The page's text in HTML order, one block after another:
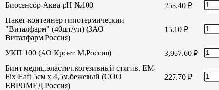
Биосенсор-Аква-рН №100 253.40 ₽
Пакет-контейнер гипотермический
"Виталфарм" (40шт/уп) (ЗАО
Виталфарм,Россия)
15.10 ₽
УКП-100 (АО Кронт-М,Россия) 3,967.60 ₽
Бинт медиц.эластич.когезивный стягив. EM-
Fix Haft 5см х 4,5м,бежевый (ООО
ЕВРОМЕД,Россия)
227.70 ₽